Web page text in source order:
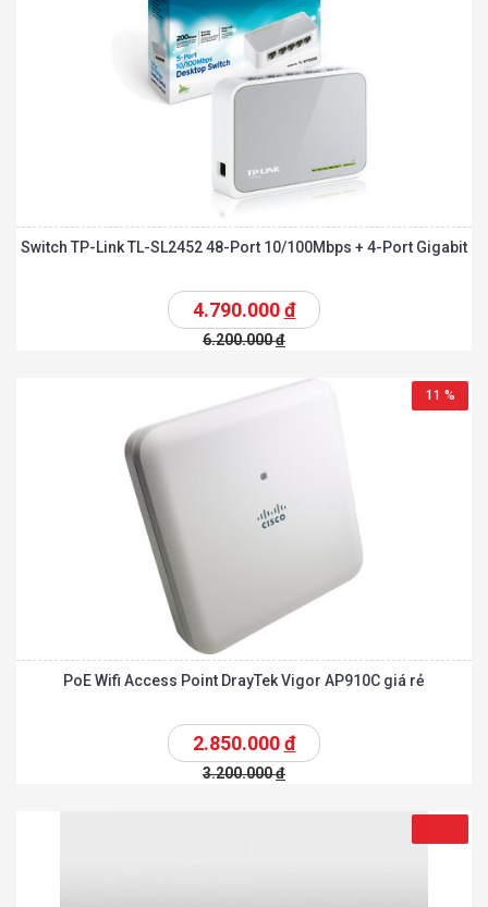
Switch TP-Link TL-SL2452 48-Port 10/100Mbps + 4-Port Gigabit
4.790.000đ
6.200.000đ
11 %
PoE Wifi Access Point DrayTek Vigor AP910C giá rẻ
2.850.000đ
3.200.000đ